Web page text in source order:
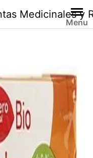
Medicinales y
Menu